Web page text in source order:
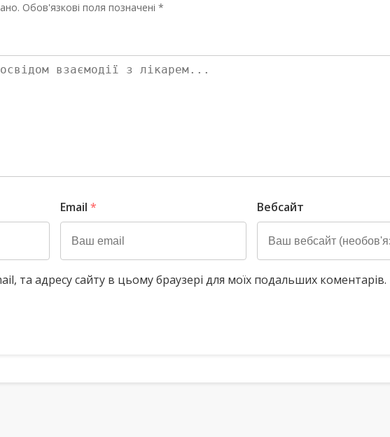
Обов'язкові поля позначені *
Email * Вебсайт
та адресу сайту в цьому браузері для моїх подальших коментарів.